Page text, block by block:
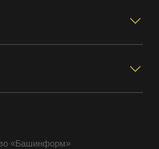
«Башинформ»